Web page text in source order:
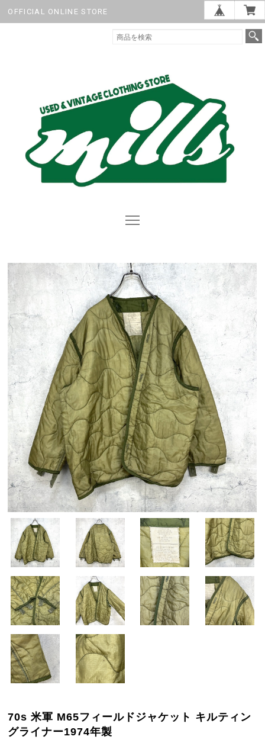
OFFICIAL ONLINE STORE
70s 米軍 M65フィールドジャケット キルティン
グライナー1974年製